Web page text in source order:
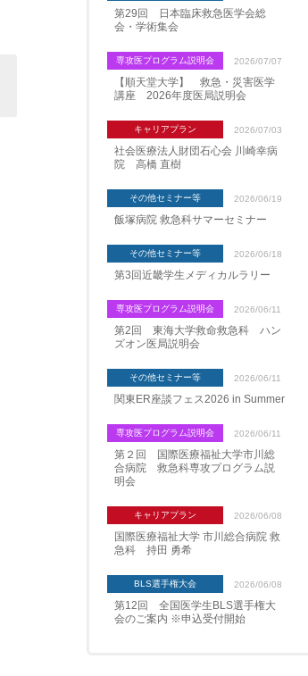
第29回 日本臨床救急医学会総
会・学術集会
専攻医プログラム説明会 2026/07/07
【順天堂大学】 救急・災害医学
講座 2026年度医局説明会
キャリアプラン 2026/07/03
社会医療法人財団石心会 川崎幸病
院 高橋 直樹
その他セミナー等 2026/06/19
飯塚病院 救急科サマーセミナー
その他セミナー等 2026/06/18
第3回近畿学生メディカルラリー
専攻医プログラム説明会 2026/06/11
第2回 東海大学救命救急科 ハン
ズオン医局説明会
その他セミナー等 2026/06/11
関東ER座談フェス2026 in Summer
専攻医プログラム説明会 2026/06/11
第２回 国際医療福祉大学市川総
合病院 救急科専攻プログラム説
明会
キャリアプラン 2026/06/08
国際医療福祉大学 市川総合病院 救
急科 持田 勇希
BLS選手権大会 2026/06/08
第12回 全国医学生BLS選手権大
会のご案内 ※申込受付開始